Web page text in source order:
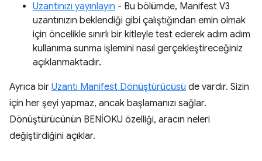
Uzantınızı yayınlayın - Bu bölümde, Manifest V3
uzantınızın beklendiği gibi çalıştığından emin olmak
için öncelikle sınırlı bir kitleyle test ederek adım adım
kullanıma sunma işlemini nasıl gerçekleştireceğiniz
açıklanmaktadır.
Ayrıca bir Uzantı Manifest Dönüştürücüsü de vardır. Sizin
için her şeyi yapmaz, ancak başlamanızı sağlar.
Dönüştürücünün BENİOKU özelliği, aracın neleri
değiştirdiğini açıklar.